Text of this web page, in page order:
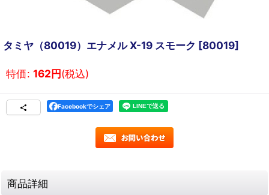
タミヤ（80019）エナメル X-19 スモーク [80019]
特価: 162円(税込)
Facebookでシェア
商品詳細